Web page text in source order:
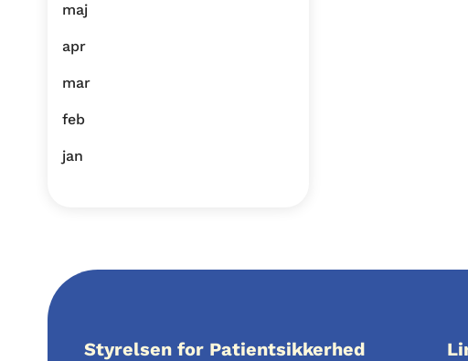
maj
apr
mar
feb
jan
Styrelsen for Patientsikkerhed